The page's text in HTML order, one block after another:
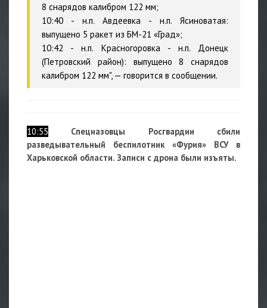
8 снарядов калибром 122 мм;
10:40 - н.п. Авдеевка - н.п. Ясиноватая:
выпущено 5 ракет из БМ-21 «Град»;
10:42 - н.п. Красногоровка - н.п. Донецк
(Петровский район): выпущено 8 снарядов
калибром 122 мм", — говорится в сообщении.
10:55
Спецназовцы Росгвардии сбили
разведывательный беспилотник «Фурия» ВСУ в
Харьковской области. Записи с дрона были изъяты.